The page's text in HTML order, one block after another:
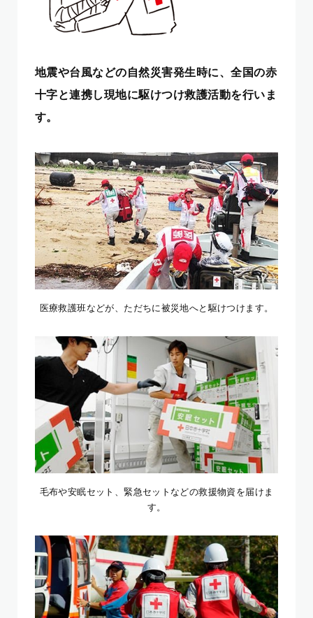
地震や台風などの自然災害発生時に、全国の赤
十字と連携し現地に駆けつけ救護活動を行いま
す。
医療救護班などが、ただちに被災地へと駆けつけます。
毛布や安眠セット、緊急セットなどの救援物資を届けま
す。